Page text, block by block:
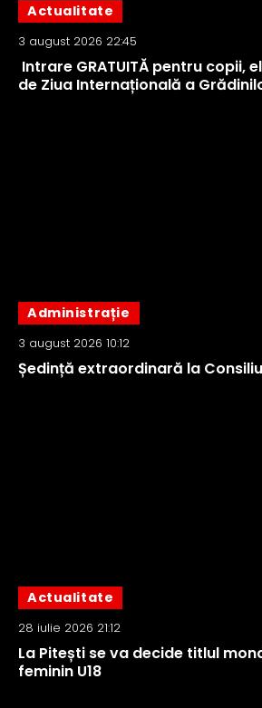
Actualitate
3 august 2026 22:45
Intrare GRATUITĂ pentru copii,
de Ziua Internațională a
Administrație
3 august 2026 10:12
Ședință extraordinară la
Actualitate
28 iulie 2026 21:12
La Pitești se va decide titlul
feminin U18